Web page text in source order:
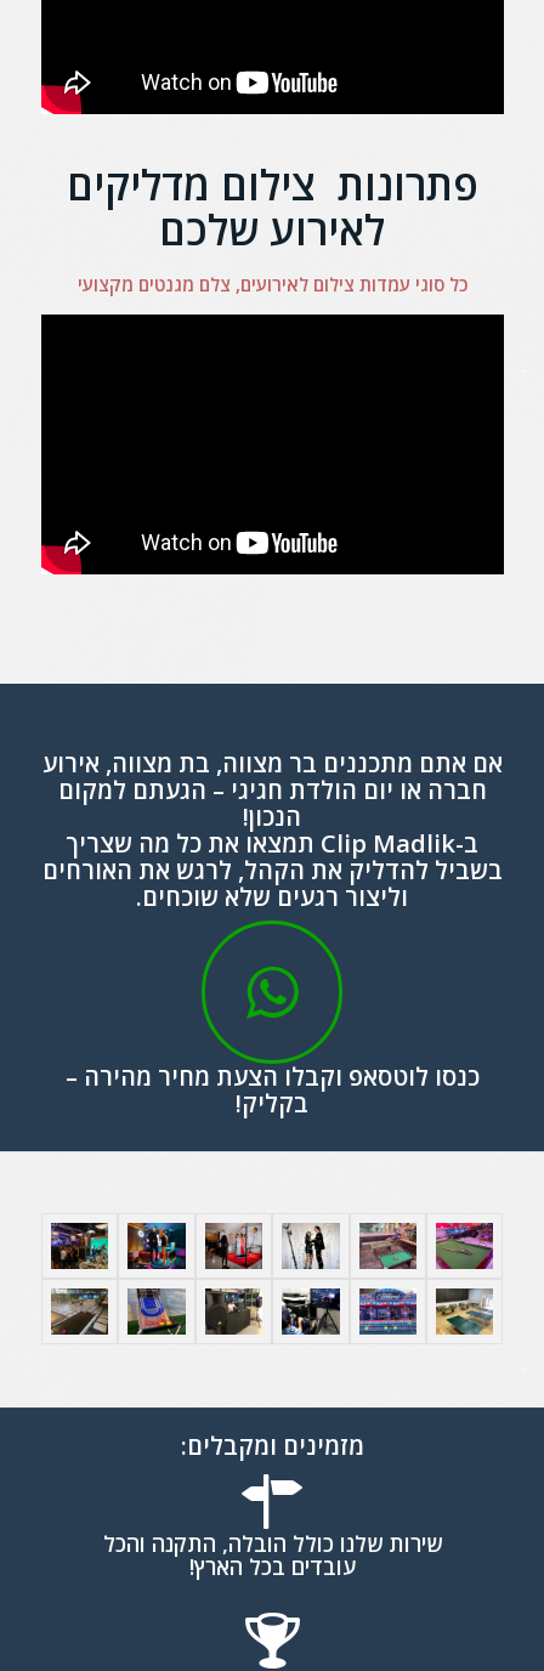
פתרונות צילום מדליקים
לאירוע שלכם
כל סוגי עמדות צילום לאירועים, צלם מגנטים מקצועי
אם אתם מתכננים בר מצווה, בת מצווה, אירוע
חברה או יום הולדת חגיגי – הגעתם למקום
הנכון!
ב-Clip Madlik תמצאו את כל מה שצריך
בשביל להדליק את הקהל, לרגש את האורחים
וליצור רגעים שלא שוכחים.
כנסו לוטסאפ וקבלו הצעת מחיר מהירה –
בקליק!
מזמינים ומקבלים:
שירות שלנו כולל הובלה, התקנה והכל
עובדים בכל הארץ!